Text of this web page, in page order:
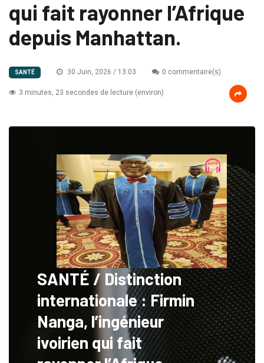
qui fait rayonner l’Afrique
depuis Manhattan.
SANTÉ 30 Juin, 2026 / 13:03 0 commentaire(s)
3 minutes, 23 secondes de lecture (environ)
SANTÉ / Distinction
internationale : Firmin
Nanga, l’ingénieur
ivoirien qui fait